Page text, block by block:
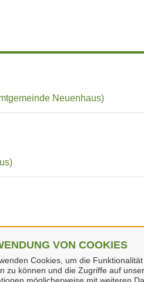
VON COOKIES
Cookies, um die
zu können und die Zugriffe auf
Neuenhaus)